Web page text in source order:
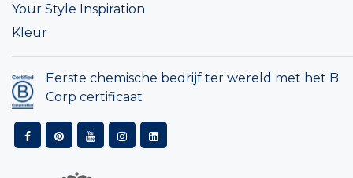
Your Style Inspiration
Kleur
Eerste chemische bedrijf ter wereld met het B
Corp certificaat